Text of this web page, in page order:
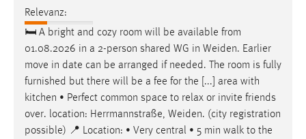
Relevanz:
🛏 A bright and cozy room will be available from
01.08.2026 in a 2-person shared WG in Weiden. Earlier
move in date can be arranged if needed. The room is fully
furnished but there will be a fee for the [...] area with
kitchen • Perfect common space to relax or invite friends
over. location: Herrmannstraße, Weiden. (city registration
possible) 📍 Location: • Very central • 5 min walk to the